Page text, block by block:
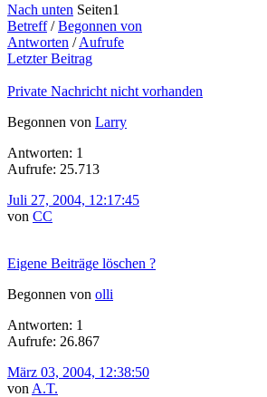
Nach unten Seiten1
Betreff/Begonnen von
Antworten /Aufrufe
Letzter Beitrag
Private Nachricht nicht vorhanden
Begonnen von Larry
Antworten: 1
Aufrufe: 25.713
Juli 27, 2004, 12:17:45
von CC
Eigene Beiträge löschen ?
Begonnen von olli
Antworten: 1
Aufrufe: 26.867
März 03, 2004, 12:38:50
von A.T.